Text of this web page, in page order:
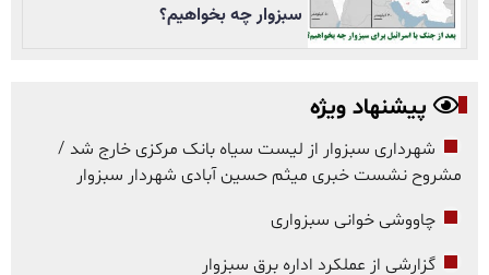
سبزوار چه بخواهیم؟
پیشنهاد ویژه
شهرداری سبزوار از لیست سیاه بانک مرکزی خارج شد /
مشروح نشست خبری میثم حسین آبادی شهردار سبزوار
چاووشی خوانی سبزواری
گزارشی از عملکرد اداره برق سبزوار